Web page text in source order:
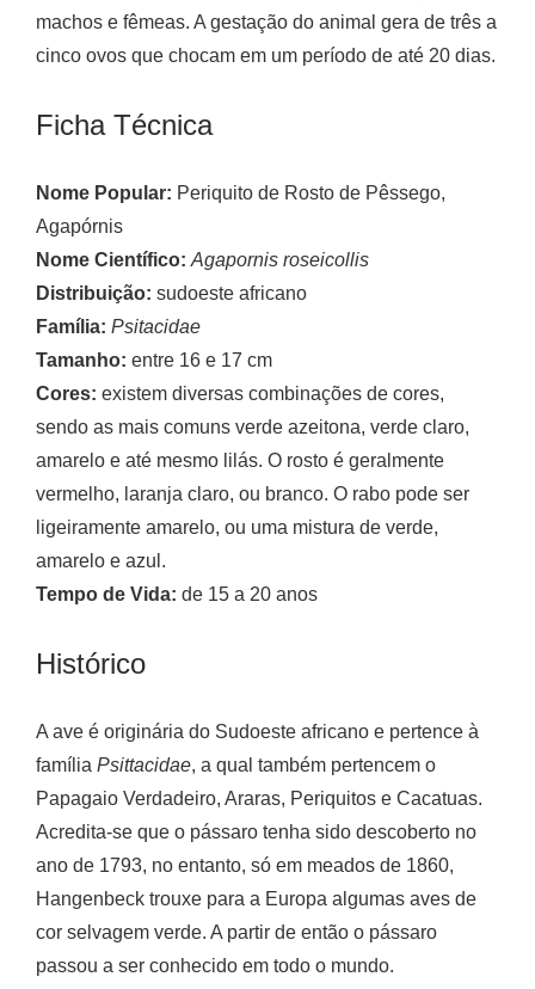
machos e fêmeas. A gestação do animal gera de três a
cinco ovos que chocam em um período de até 20 dias.
Ficha Técnica
Nome Popular: Periquito de Rosto de Pêssego,
Agapórnis
Nome Científico: Agapornis roseicollis
Distribuição: sudoeste africano
Família: Psitacidae
Tamanho: entre 16 e 17 cm
Cores: existem diversas combinações de cores,
sendo as mais comuns verde azeitona, verde claro,
amarelo e até mesmo lilás. O rosto é geralmente
vermelho, laranja claro, ou branco. O rabo pode ser
ligeiramente amarelo, ou uma mistura de verde,
amarelo e azul.
Tempo de Vida: de 15 a 20 anos
Histórico
A ave é originária do Sudoeste africano e pertence à
família Psittacidae, a qual também pertencem o
Papagaio Verdadeiro, Araras, Periquitos e Cacatuas.
Acredita-se que o pássaro tenha sido descoberto no
ano de 1793, no entanto, só em meados de 1860,
Hangenbeck trouxe para a Europa algumas aves de
cor selvagem verde. A partir de então o pássaro
passou a ser conhecido em todo o mundo.